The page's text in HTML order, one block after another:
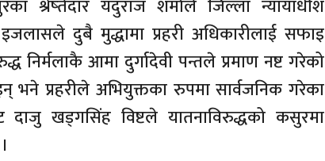
श्रेष्तेदार यदुराज शर्माले जिल्ला न्यायाधीश
इजलासले दुबै मुद्धामा प्रहरी अधिकारीलाई सफाइ
निर्मलाकै आमा दुर्गादेवी पन्तले प्रमाण नष्ट गरेको
भने प्रहरीले अभियुक्तका रुपमा सार्वजनिक गरेका
दाजु खड्गसिंह विष्टले यातनाविरुद्धको कसुरमा